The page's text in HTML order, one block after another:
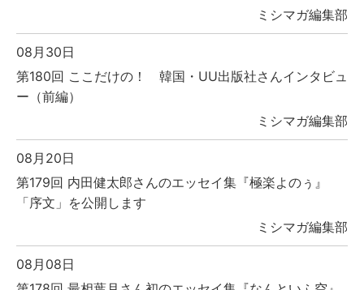
ミシマガ編集部
08月30日
第180回 ここだけの！ 韓国・UU出版社さんインタビュ
ー（前編）
ミシマガ編集部
08月20日
第179回 内田健太郎さんのエッセイ集『極楽よのぅ』
「序文」を公開します
ミシマガ編集部
08月08日